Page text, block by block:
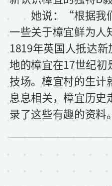
她说：“根据我
一些关于樟宜鲜为人
1819年英国人抵达
地的樟宜在17世纪
技场。樟宜村的生计
息息相关，樟宜历史
录了这些有趣的资料